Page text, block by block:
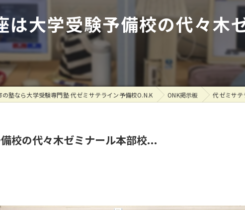
は大学受験予備校の代々木
の塾なら大学受験専門塾 代ゼミサテライン予備校O.N.K ONK掲示板 代ゼミサ
校の代々木ゼミナール本部校...